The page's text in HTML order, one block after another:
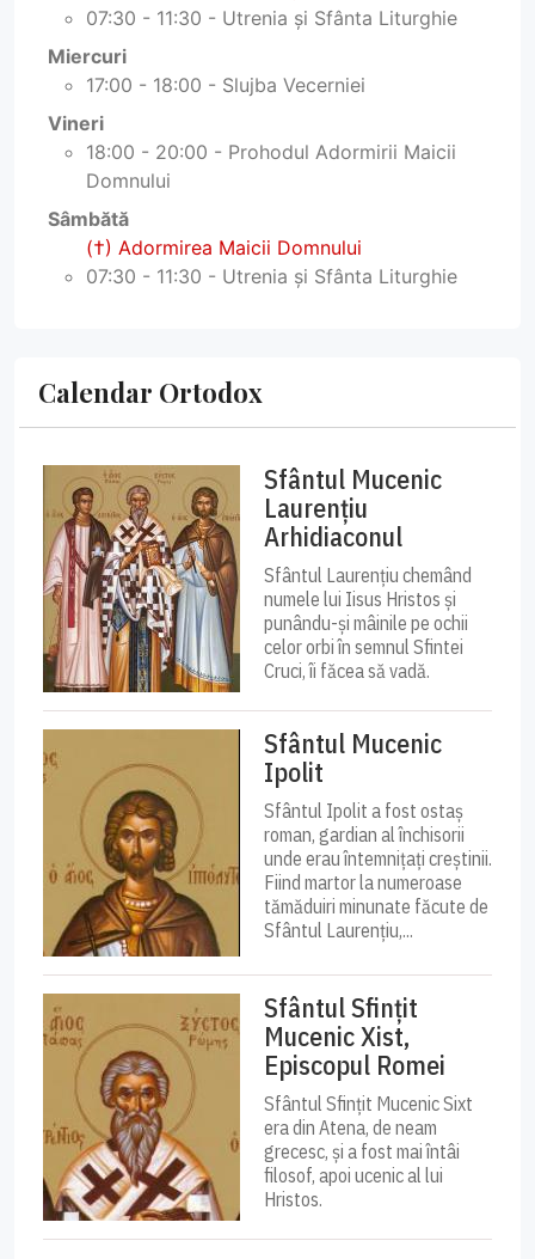
07:30 - 11:30 - Utrenia și Sfânta Liturghie
Miercuri
17:00 - 18:00 - Slujba Vecerniei
Vineri
18:00 - 20:00 - Prohodul Adormirii Maicii
Domnului
Sâmbătă
(†) Adormirea Maicii Domnului
07:30 - 11:30 - Utrenia și Sfânta Liturghie
Calendar Ortodox
Sfântul Mucenic
Laurențiu
Arhidiaconul
Sfântul Laurențiu chemând
numele lui Iisus Hristos și
punându-și mâinile pe ochii
celor orbi în semnul Sfintei
Cruci, îi făcea să vadă.
Sfântul Mucenic
Ipolit
Sfântul Ipolit a fost ostaș
roman, gardian al închisorii
unde erau întemnițați creștinii.
Fiind martor la numeroase
tămăduiri minunate făcute de
Sfântul Laurențiu,...
Sfântul Sfințit
Mucenic Xist,
Episcopul Romei
Sfântul Sfințit Mucenic Sixt
era din Atena, de neam
grecesc, și a fost mai întâi
filosof, apoi ucenic al lui
Hristos.